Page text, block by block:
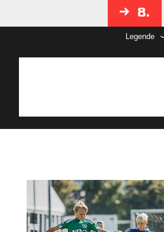
8.
Legende